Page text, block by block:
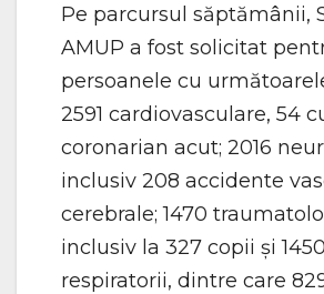
Pe parcursul săptămânii,
AMUP a fost solicitat
persoanele cu
2591 cardiovasculare, 54
coronarian acut; 2016
inclusiv 208 accidente
cerebrale; 1470
inclusiv la 327 copii și 1450
respiratorii, dintre care